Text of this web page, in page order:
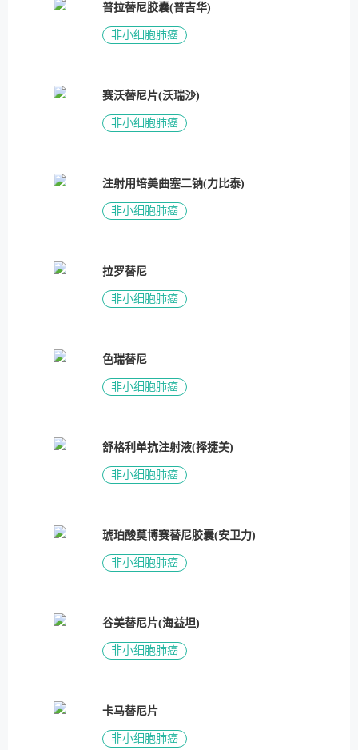
普拉替尼胶囊(普吉华)
非小细胞肺癌
赛沃替尼片(沃瑞沙)
非小细胞肺癌
注射用培美曲塞二钠(力比泰)
非小细胞肺癌
拉罗替尼
非小细胞肺癌
色瑞替尼
非小细胞肺癌
舒格利单抗注射液(择捷美)
非小细胞肺癌
琥珀酸莫博赛替尼胶囊(安卫力)
非小细胞肺癌
谷美替尼片(海益坦)
非小细胞肺癌
卡马替尼片
非小细胞肺癌